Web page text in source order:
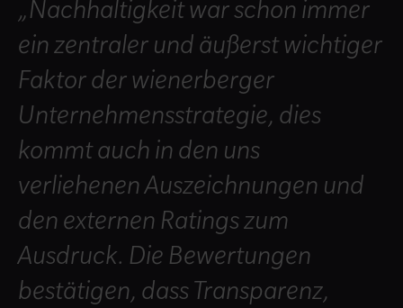
„Nachhaltigkeit war schon immer
ein zentraler und äußerst wichtiger
Faktor der wienerberger
Unternehmensstrategie, dies
kommt auch in den uns
verliehenen Auszeichnungen und
den externen Ratings zum
Ausdruck. Die Bewertungen
bestätigen, dass Transparenz,